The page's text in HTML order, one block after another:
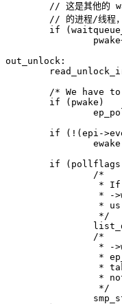
if (
pwake
out_unlock :
/* We have
if
( pwake )
if
( ! ( epi ->
ewake
if
( pollflags
		 */
		 */